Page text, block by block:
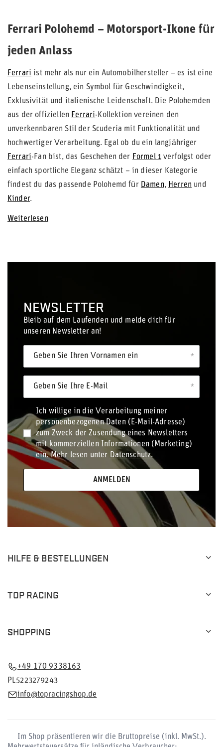
Ferrari Polohemd – Motorsport-Ikone für
jeden Anlass
Ferrari ist mehr als nur ein Automobilhersteller – es ist eine
Lebenseinstellung, ein Symbol für Geschwindigkeit,
Exklusivität und italienische Leidenschaft. Die Polohemden
aus der offiziellen Ferrari-Kollektion vereinen den
unverkennbaren Stil der Scuderia mit Funktionalität und
hochwertiger Verarbeitung. Egal ob du ein langjähriger
Ferrari-Fan bist, das Geschehen der Formel 1 verfolgst oder
einfach sportliche Eleganz schätzt – in dieser Kategorie
findest du das passende Polohemd für Damen, Herren und
Kinder.
Weiterlesen
NEWSLETTER
Bleib auf dem Laufenden und melde dich für
unseren Newsletter an!
Geben Sie Ihren Vornamen ein
Geben Sie Ihre E-Mail
Ich willige in die Verarbeitung meiner
personenbezogenen Daten (E-Mail-Adresse)
zum Zweck der Zusendung eines Newsletters
mit kommerziellen Informationen (Marketing)
ein. Mehr lesen unter Datenschutz.
ANMELDEN
HILFE & BESTELLUNGEN
TOP RACING
SHOPPING
+49 170 9338163
PL5223279243
info@topracingshop.de
Im Shop präsentieren wir die Bruttopreise (inkl. MwSt.).